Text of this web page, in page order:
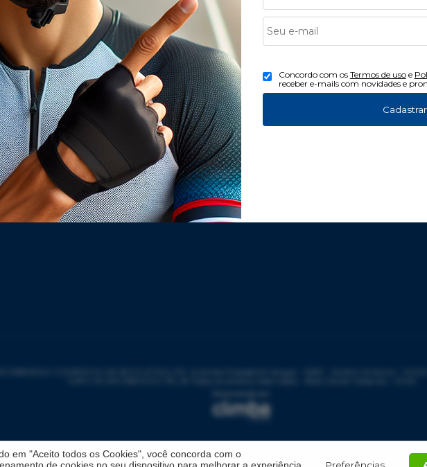
Conta
Atendimento
(16) 3013-0959
(16) 3623-6100
contato@bikecenterribeirao.com.br
Concordo com os Termos de usoe
receber e-mails com novidades e
Cadastrar
em "Aceito todos os Cookies", você concorda com o
Preferências